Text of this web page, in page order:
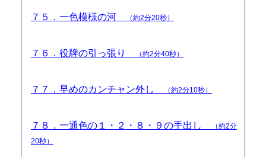
７５．一色模様の河 （約2分20秒）
７６．役牌の引っ張り （約2分40秒）
７７．早めのカンチャン外し （約2分10秒）
７８．一通色の１・２・８・９の手出し
（約2分
20秒）